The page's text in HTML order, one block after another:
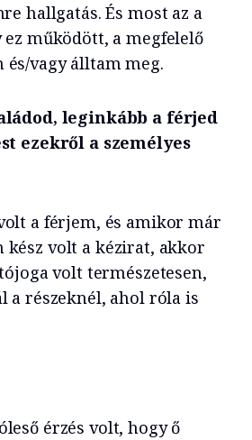
hallgatás. És most az a
ez működött, a megfelelő
vagy álltam meg.
leginkább a férjed
ezekről a személyes
a férjem, és amikor már
kész volt a kézirat, akkor
volt természetesen,
a részeknél, ahol róla is
érzés volt, hogy ő